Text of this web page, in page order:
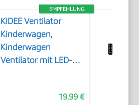
EMPFEHLUNG
KIDEE Ventilator
Kinderwagen,
Kinderwagen
Ventilator mit LED-
USB wiederaufladbar,
19,99 €